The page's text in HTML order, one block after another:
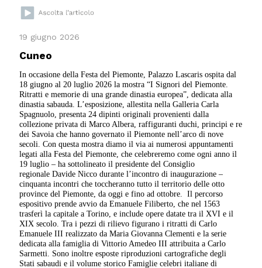
19 giugno 2026
Cuneo
In occasione della Festa del Piemonte, Palazzo Lascaris ospita dal
18 giugno al 20 luglio 2026 la mostra “I Signori del Piemonte.
Ritratti e memorie di una grande dinastia europea”, dedicata alla
dinastia sabauda. L’esposizione, allestita nella Galleria Carla
Spagnuolo, presenta 24 dipinti originali provenienti dalla
collezione privata di Marco Albera, raffiguranti duchi, principi e re
dei Savoia che hanno governato il Piemonte nell’arco di nove
secoli. Con questa mostra diamo il via ai numerosi appuntamenti
legati alla Festa del Piemonte, che celebreremo come ogni anno il
19 luglio – ha sottolineato il presidente del Consiglio
regionale Davide Nicco durante l’incontro di inaugurazione –
cinquanta incontri che toccheranno tutto il territorio delle otto
province del Piemonte, da oggi e fino ad ottobre. Il percorso
espositivo prende avvio da Emanuele Filiberto, che nel 1563
trasferì la capitale a Torino, e include opere datate tra il XVI e il
XIX secolo. Tra i pezzi di rilievo figurano i ritratti di Carlo
Emanuele III realizzato da Maria Giovanna Clementi e la serie
dedicata alla famiglia di Vittorio Amedeo III attribuita a Carlo
Sarmetti. Sono inoltre esposte riproduzioni cartografiche degli
Stati sabaudi e il volume storico Famiglie celebri italiane di